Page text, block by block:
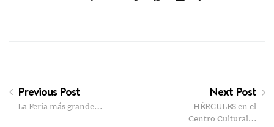
Previous Post
La Feria más grande…
Next Post
HÉRCULES en el
Centro Cultural…